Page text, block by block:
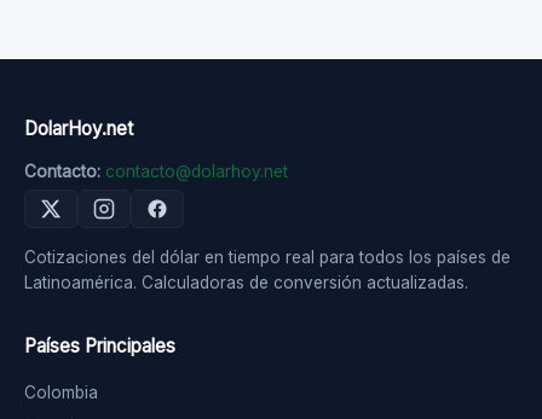
DolarHoy.net
Contacto: contacto@dolarhoy.net
Cotizaciones del dólar en tiempo real para todos los países de
Latinoamérica. Calculadoras de conversión actualizadas.
Países Principales
Colombia